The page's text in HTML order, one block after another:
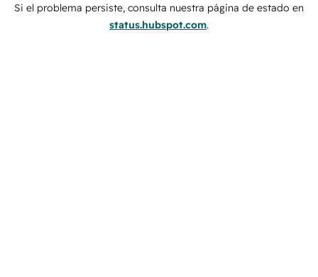
Si el problema persiste, consulta nuestra página de estado en
status.hubspot.com.